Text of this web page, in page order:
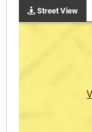
Street View